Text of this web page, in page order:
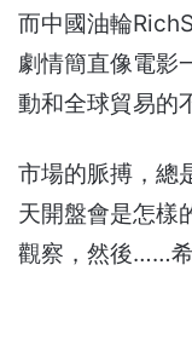
而中國油輪
劇情簡直像電影
動和全球貿易的
市場的脈搏，總
天開盤會是怎樣
觀察，然後……希